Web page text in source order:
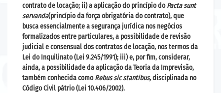
contrato de locação; ii) a aplicação do princípio doPacta sunt
servanda(princípio da força obrigatória do contrato), que
busca essencialmente a segurança jurídica nos negócios
formalizados entre particulares, a possibilidade de revisão
judicial e consensualdos contratos de locação, nos termos da
Lei do Inquilinato (Lei 9.245/1991); iii) e, por fim, considerar,
ainda, a possibilidade daaplicação da Teoria da Imprevisão,
também conhecida comoRebus sic stantibus,disciplinada no
Código Civil pátrio (Lei 10.406/2002).